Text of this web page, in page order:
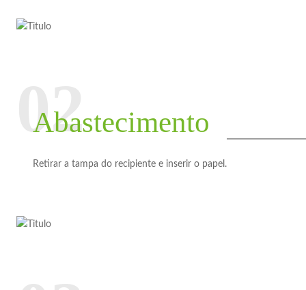
Abastecimento
Retirar a tampa do recipiente e inserir o papel.